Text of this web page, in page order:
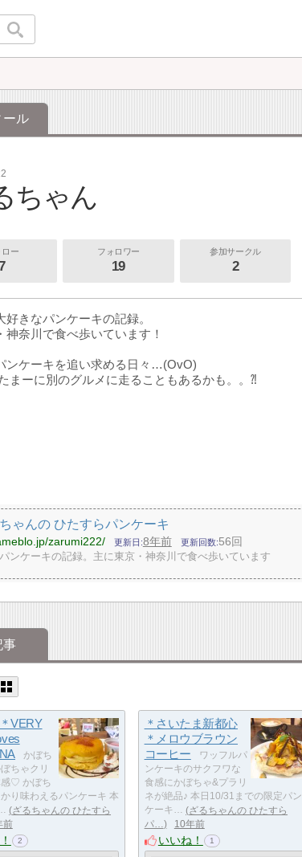
ール
ちゃん
ロー フォロワー
19
参加サークル
2
好きなパンケーキの記録。
神奈川で食べ歩いています！
ンケーキを追い求める日々…(OvO)
まーに別のグルメに走ることもあるかも。。⁈
ゃんの ひたすらパンケーキ
zarumi222/ 更新日 8年前 更新回数 56回
ンケーキの記録。主に東京・神奈川で食べ歩いています
事
VERY
かぼち
ちゃクリ
感♡ かぼち
り味わえるパンケーキ 本
ざるちゃんの ひたすら
前
2
＊さいたま新都心
＊メロウブラウン
コーヒー
ワッフルパ
ンケーキのサクフワな
食感にかぼちゃ&プラリ
ネが絶品♪ 本日10/31までの限定パン
ケーキ…
ざるちゃんの ひたすら
パ…
10年前
いいね！ 1